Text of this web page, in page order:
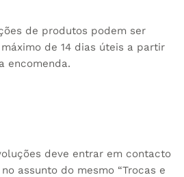
de produtos podem ser
de 14 dias úteis a partir
encomenda.
deve entrar em contacto
assunto do mesmo “Trocas e